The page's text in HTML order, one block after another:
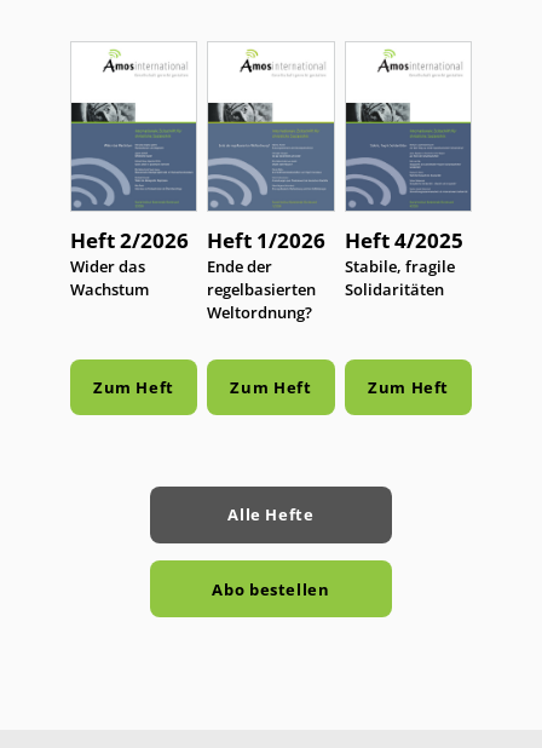
Heft 2/2026
:
Wider das
Wachstum
Zum Heft
Heft 1/2026
:
Ende der
regelbasierten
Weltordnung?
Zum Heft
Heft 4/2025
:
Stabile, fragile
Solidaritäten
Zum Heft
Alle Hefte
Abo bestellen